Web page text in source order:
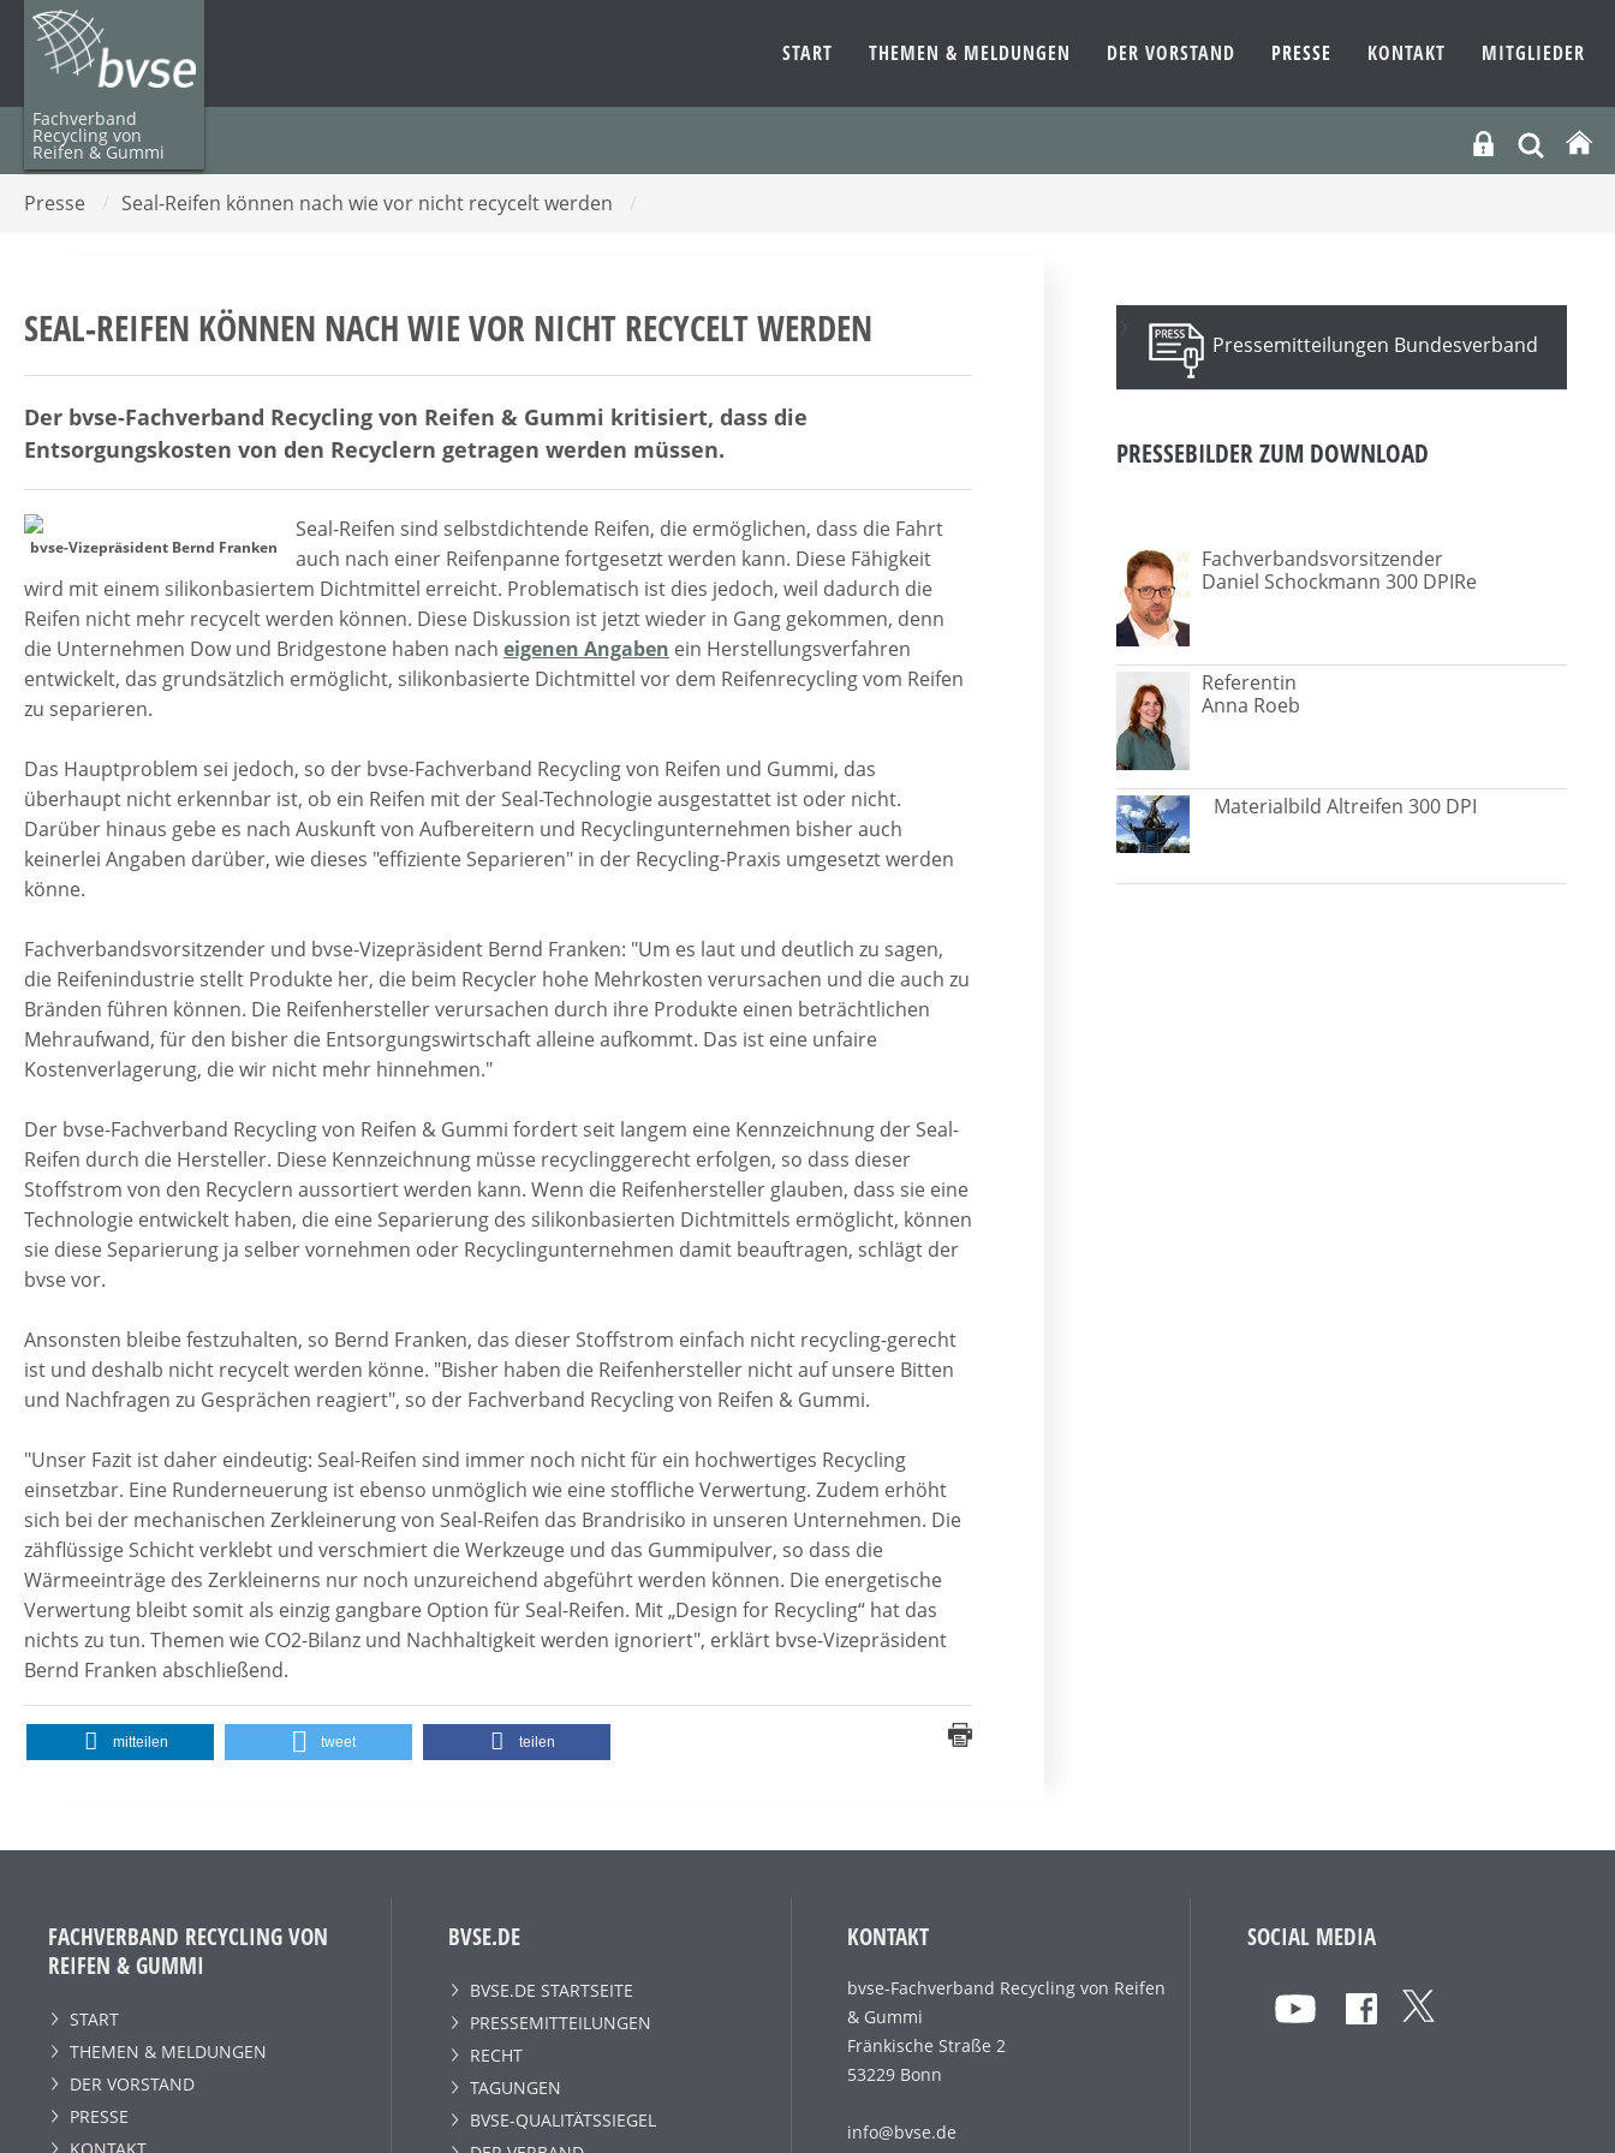
Fachverband
Recycling von
Reifen & Gummi
START THEMEN & MELDUNGEN DER VORSTAND PRESSE KONTAKT MITGLIEDER
Presse / Seal-Reifen können nach wie vor nicht recycelt werden /
SEAL-REIFEN KÖNNEN NACH WIE VOR NICHT RECYCELT WERDEN
Der bvse-Fachverband Recycling von Reifen & Gummi kritisiert, dass die
Entsorgungskosten von den Recyclern getragen werden müssen.
bvse-Vizepräsident Bernd Franken
Seal-Reifen sind selbstdichtende Reifen, die ermöglichen, dass die Fahrt
auch nach einer Reifenpanne fortgesetzt werden kann. Diese Fähigkeit
wird mit einem silikonbasiertem Dichtmittel erreicht. Problematisch ist dies jedoch, weil dadurch die
Reifen nicht mehr recycelt werden können. Diese Diskussion ist jetzt wieder in Gang gekommen, denn
die Unternehmen Dow und Bridgestone haben nach eigenen Angaben ein Herstellungsverfahren
entwickelt, das grundsätzlich ermöglicht, silikonbasierte Dichtmittel vor dem Reifenrecycling vom Reifen
zu separieren.
Das Hauptproblem sei jedoch, so der bvse-Fachverband Recycling von Reifen und Gummi, das
überhaupt nicht erkennbar ist, ob ein Reifen mit der Seal-Technologie ausgestattet ist oder nicht.
Darüber hinaus gebe es nach Auskunft von Aufbereitern und Recyclingunternehmen bisher auch
keinerlei Angaben darüber, wie dieses "effiziente Separieren" in der Recycling-Praxis umgesetzt werden
könne.
Fachverbandsvorsitzender und bvse-Vizepräsident Bernd Franken: "Um es laut und deutlich zu sagen,
die Reifenindustrie stellt Produkte her, die beim Recycler hohe Mehrkosten verursachen und die auch zu
Bränden führen können. Die Reifenhersteller verursachen durch ihre Produkte einen beträchtlichen
Mehraufwand, für den bisher die Entsorgungswirtschaft alleine aufkommt. Das ist eine unfaire
Kostenverlagerung, die wir nicht mehr hinnehmen."
Der bvse-Fachverband Recycling von Reifen & Gummi fordert seit langem eine Kennzeichnung der Seal-
Reifen durch die Hersteller. Diese Kennzeichnung müsse recyclinggerecht erfolgen, so dass dieser
Stoffstrom von den Recyclern aussortiert werden kann. Wenn die Reifenhersteller glauben, dass sie eine
Technologie entwickelt haben, die eine Separierung des silikonbasierten Dichtmittels ermöglicht, können
sie diese Separierung ja selber vornehmen oder Recyclingunternehmen damit beauftragen, schlägt der
bvse vor.
Ansonsten bleibe festzuhalten, so Bernd Franken, das dieser Stoffstrom einfach nicht recycling-gerecht
ist und deshalb nicht recycelt werden könne. "Bisher haben die Reifenhersteller nicht auf unsere Bitten
und Nachfragen zu Gesprächen reagiert", so der Fachverband Recycling von Reifen & Gummi.
"Unser Fazit ist daher eindeutig: Seal-Reifen sind immer noch nicht für ein hochwertiges Recycling
einsetzbar. Eine Runderneuerung ist ebenso unmöglich wie eine stoffliche Verwertung. Zudem erhöht
sich bei der mechanischen Zerkleinerung von Seal-Reifen das Brandrisiko in unseren Unternehmen. Die
zähflüssige Schicht verklebt und verschmiert die Werkzeuge und das Gummipulver, so dass die
Wärmeeinträge des Zerkleinerns nur noch unzureichend abgeführt werden können. Die energetische
Verwertung bleibt somit als einzig gangbare Option für Seal-Reifen. Mit „Design for Recycling“ hat das
nichts zu tun. Themen wie CO2-Bilanz und Nachhaltigkeit werden ignoriert", erklärt bvse-Vizepräsident
Bernd Franken abschließend.
mitteilen tweet teilen
Pressemitteilungen Bundesverband
PRESSEBILDER ZUM DOWNLOAD
Fachverbandsvorsitzender
Daniel Schockmann 300 DPIRe
Referentin
Anna Roeb
Materialbild Altreifen 300 DPI
FACHVERBAND RECYCLING VON
REIFEN & GUMMI
START
THEMEN & MELDUNGEN
DER VORSTAND
PRESSE
BVSE.DE
BVSE.DE STARTSEITE
PRESSEMITTEILUNGEN
RECHT
TAGUNGEN
BVSE-QUALITÄTSSIEGEL
KONTAKT
bvse-Fachverband Recycling von Reifen
& Gummi
Fränkische Straße 2
53229 Bonn
info@bvse.de
SOCIAL MEDIA